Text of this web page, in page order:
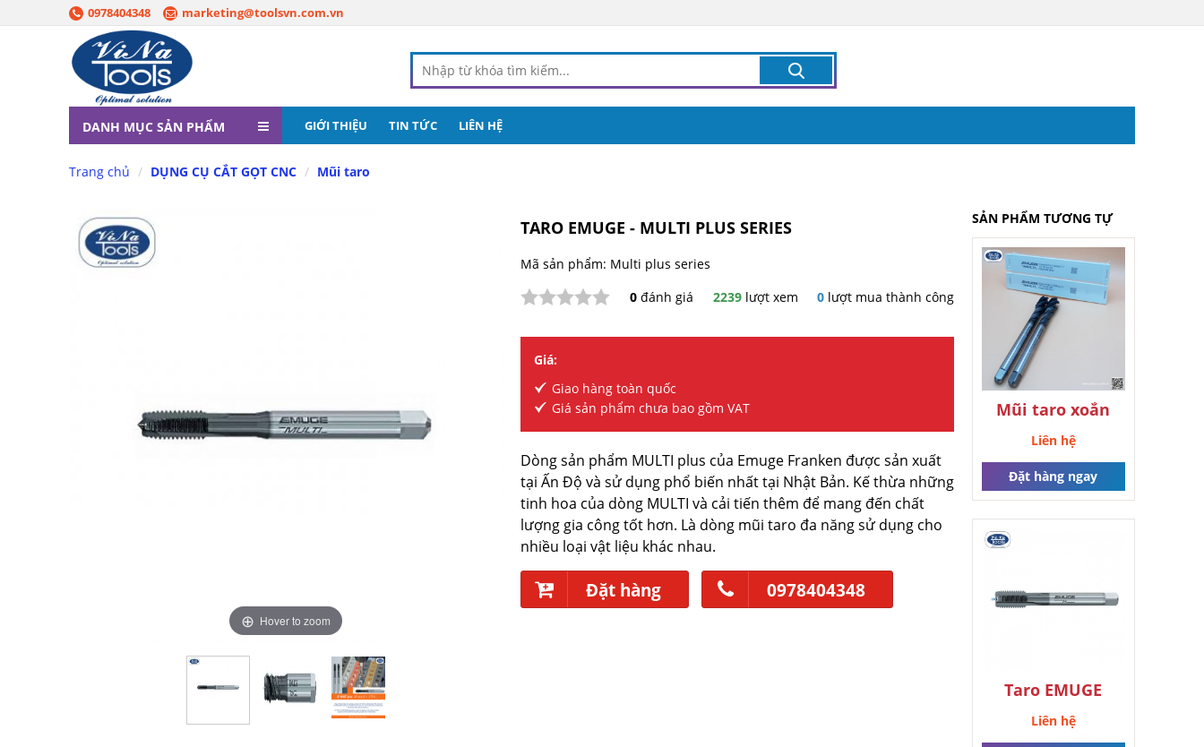
0978404348 marketing@toolsvn.com.vn
DANH MỤC SẢN PHẨM GIỚI THIỆU TIN TỨC LIÊN HỆ
Trang chủ DỤNG CỤ CẮT GỌT CNC Mũi taro
Hover to zoom
TARO EMUGE - MULTI PLUS SERIES
Mã sản phẩm: Multi plus series
0đánh giá 2239lượt xem 0 lượt mua thành công
Giá:
Giao hàng toàn quốc
Giá sản phẩm chưa bao gồm VAT
Dòng sản phẩm MULTI plus của Emuge Franken được sản xuất
tại Ấn Độ và sử dụng phổ biến nhất tại Nhật Bản. Kế thừa những
tinh hoa của dòng MULTI và cải tiến thêm để mang đến chất
lượng gia công tốt hơn. Là dòng mũi taro đa năng sử dụng cho
nhiều loại vật liệu khác nhau.
Đặt hàng 0978404348
SẢN PHẨM TƯƠNG TỰ
Mũi taro xoắn
Liên hệ
Đặt hàng ngay
Taro EMUGE
TICN
Liên hệ